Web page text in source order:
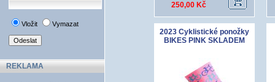
Vložit Vymazat
REKLAMA
250,00 Kč
2023 Cyklistické ponožky
BIKES PINK SKLADEM